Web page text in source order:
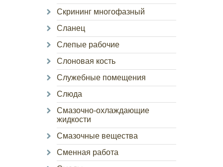
Скрининг многофазный
Сланец
Слепые рабочие
Слоновая кость
Служебные помещения
Слюда
Смазочно-охлаждающие
жидкости
Смазочные вещества
Сменная работа